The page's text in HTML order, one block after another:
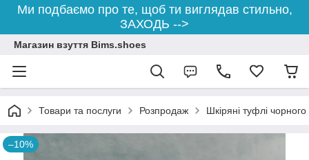
Ми подбаємо про те, щоб ти виглядав стильно,
ЗАХОДЬ -->
Магазин взуття Bims.shoes
Товари та послуги Розпродаж Шкіряні туфлі
–10%